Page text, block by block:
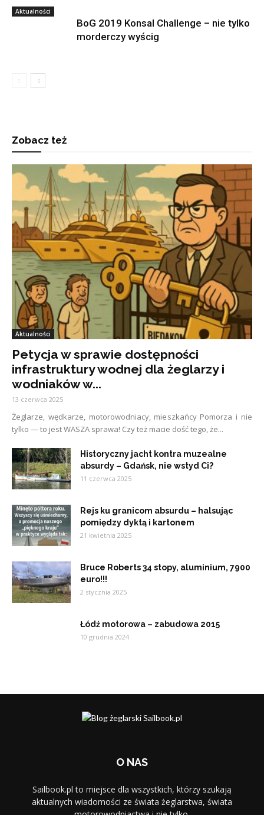
Aktualności
BoG 2019 Konsal Challenge – nie tylko
morderczy wyścig
Zobacz też
Aktualności
Petycja w sprawie dostępności
infrastruktury wodnej dla żeglarzy i
wodniaków w...
13 czerwca 2025
Żeglarze, wędkarze, motorowodniacy, mieszkańcy Pomorza i nie
tylko — to jest WASZA sprawa! Czy też macie dość tego, że...
Historyczny jacht kontra muzealne
absurdy – Gdańsk, nie wstyd Ci?
11 czerwca 2025
Rejs ku granicom absurdu – halsując
pomiędzy dyktą i kartonem
21 kwietnia 2025
Bruce Roberts 34 stopy, aluminium, 7900
euro!!!
2 stycznia 2025
Łódź motorowa – zabudowa 2015
10 grudnia 2024
O NAS
Sailbook.pl to miejsce dla wszystkich, którzy szukają
aktualnych wiadomości ze świata żeglarstwa, świata